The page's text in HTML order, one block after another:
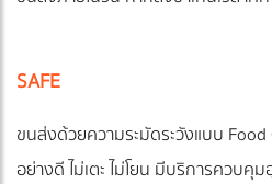
SAFE
ขนส่งด้วยความระมัดระวังแบบ
อย่างดี ไม่เตะ ไม่โยน⁣⁣ มีบริการควบคุ